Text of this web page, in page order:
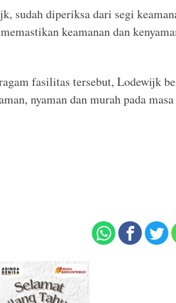
sudah diperiksa dari segi
keamanan dan
fasilitas tersebut, Lodewijk
nyaman dan murah pada